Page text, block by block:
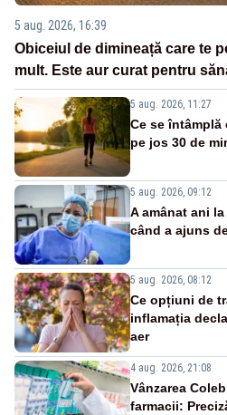
5 aug. 2026, 16:39
Obiceiul de dimineață care te
mult. Este aur curat pentru
5 aug. 2026, 11:27
Ce se întâmplă
pe jos 30 de
5 aug. 2026, 09:12
A amânat ani
când a ajuns
5 aug. 2026, 08:12
Ce opțiuni de
inflamația
aer
4 aug. 2026, 21:08
Vânzarea
farmacii: